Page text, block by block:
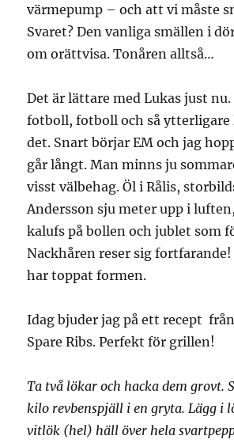
värmepump – och att vi måste
Svaret? Den vanliga smällen i
om orättvisa. Tonåren alltså…
Det är lättare med Lukas just
fotboll, fotboll och så
det. Snart börjar EM och jag
går långt. Man minns ju
visst välbehag. Öl i Rålis,
Andersson sju meter upp i
kalufs på bollen och jublet som
Nackhåren reser sig fortfarande!
har toppat formen.
Idag bjuder jag på ett recept
Spare Ribs. Perfekt för grillen!
Ta två lökar och hacka dem grovt.
kilo revbenspjäll i en gryta. Lägg i
vitlök (hel) häll över hela